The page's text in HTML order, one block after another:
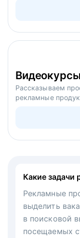
Видеокурсы
Рассказываем
рекламные
Какие задачи
Рекламные
выделить
в поисковой
посещаемых